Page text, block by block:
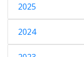
2025
2024